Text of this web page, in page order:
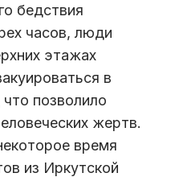
бедствия
часов, люди
этажах
в
позволило
жертв.
время
из Иркутской